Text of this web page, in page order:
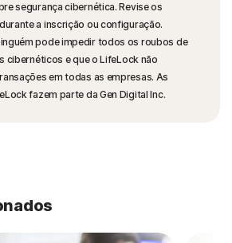
segurança cibernética. Revise os
a inscrição ou configuração.
pode impedir todos os roubos de
cibernéticos e que o LifeLock não
em todas as empresas. As
fazem parte da Gen Digital Inc.